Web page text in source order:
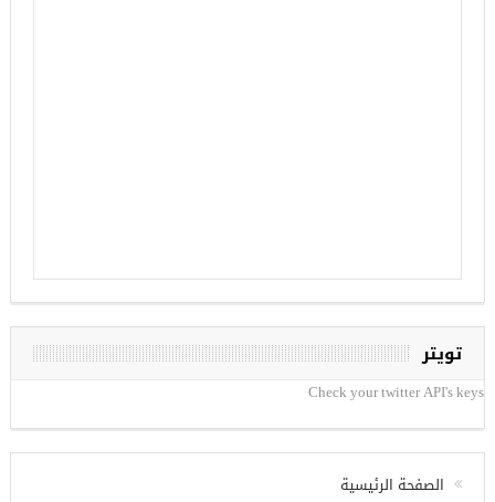
تويتر
Check your twitter API's keys
الصفحة الرئيسية